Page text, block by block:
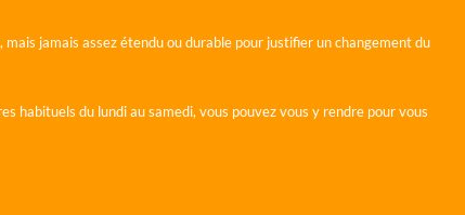
jamais assez étendu ou durable pour justifier un changement du
habituels du lundi au samedi, vous pouvez vous y rendre pour vous